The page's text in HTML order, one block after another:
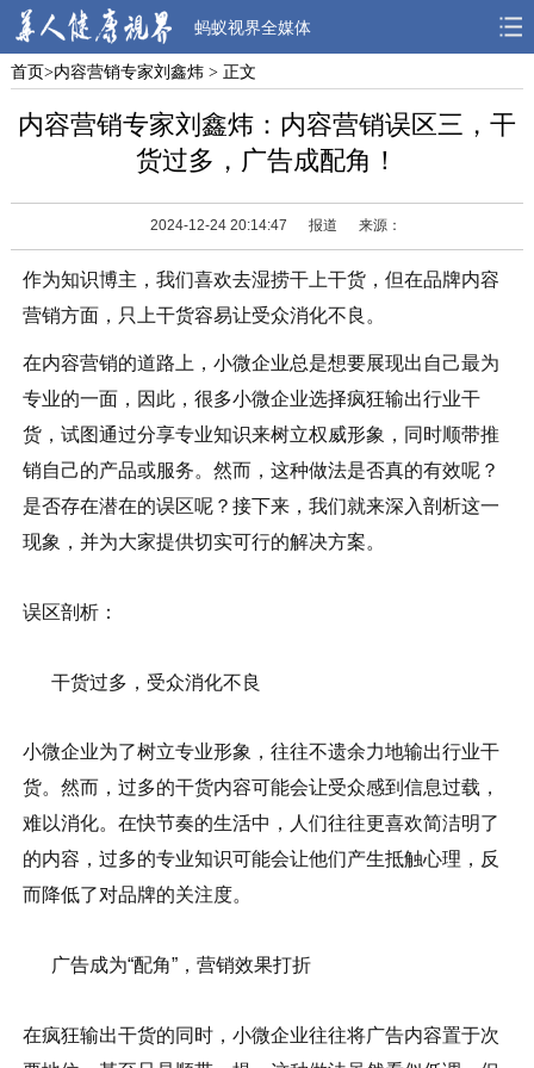
蚂蚁视界全媒体
首页 焦点 观点
风采
观察 解读 健康
首页>内容营销专家刘鑫炜> 正文
内容营销专家刘鑫炜：内容营销误区三，干
货过多，广告成配角！
2024-12-24 20:14:47 报道 来源：
作为知识博主，我们喜欢去湿捞干上干货，但在品牌内容
营销方面，只上干货容易让受众消化不良。
在内容营销的道路上，小微企业总是想要展现出自己最为
专业的一面，因此，很多小微企业选择疯狂输出行业干
货，试图通过分享专业知识来树立权威形象，同时顺带推
销自己的产品或服务。然而，这种做法是否真的有效呢？
是否存在潜在的误区呢？接下来，我们就来深入剖析这一
现象，并为大家提供切实可行的解决方案。
误区剖析：
干货过多，受众消化不良
小微企业为了树立专业形象，往往不遗余力地输出行业干
货。然而，过多的干货内容可能会让受众感到信息过载，
难以消化。在快节奏的生活中，人们往往更喜欢简洁明了
的内容，过多的专业知识可能会让他们产生抵触心理，反
而降低了对品牌的关注度。
广告成为“配角”，营销效果打折
在疯狂输出干货的同时，小微企业往往将广告内容置于次